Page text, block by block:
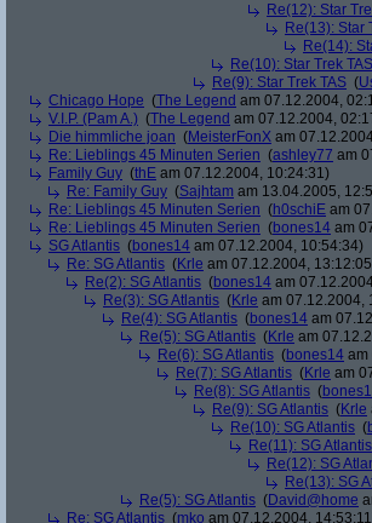
Re(12): Star
Re(13): Star
Re(14):
Re(10): Star Trek TAS
Re(9): Star Trek TAS (
Chicago Hope (The Legend am 07.12.2004,
V.I.P. (Pam A.) (The Legend am 07.12.2004,
Die himmliche joan (MeisterFonX am
Re: Lieblings 45 Minuten Serien (ashley77 am
Family Guy (thE am 07.12.2004, 10:24:31)
Re: Family Guy (Sajhtam am 13.04.2005,
Re: Lieblings 45 Minuten Serien (h0schiE am
Re: Lieblings 45 Minuten Serien (bones14 am
SG Atlantis (bones14 am 07.12.2004, 10:54:34)
Re: SG Atlantis (Krle am 07.12.2004,
Re(2): SG Atlantis (bones14 am
Re(3): SG Atlantis (Krle am 07.12.2004,
Re(4): SG Atlantis (bones14 am
Re(5): SG Atlantis (Krle am
Re(6): SG Atlantis (bones14 am
Re(7): SG Atlantis (Krle am
Re(8): SG Atlantis (
Re(9): SG Atlantis (Krle
Re(10): SG Atlantis (
Re(11): SG Atlantis
Re(12): SG
Re(13): SG
Re(5): SG Atlantis (David@home
Re: SG Atlantis (mko am 07.12.2004,